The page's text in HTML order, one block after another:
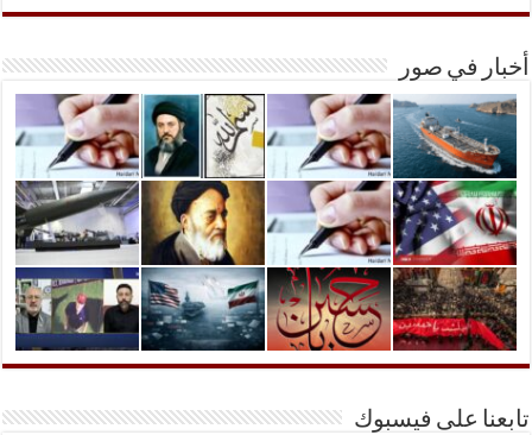
أخبار في صور
تابعنا على فيسبوك